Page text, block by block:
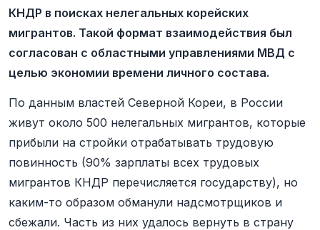
КНДР в поисках нелегальных корейских
мигрантов. Такой формат взаимодействия был
согласован с областными управлениями МВД с
целью экономии времени личного состава.
По данным властей Северной Кореи, в России
живут около 500 нелегальных мигрантов, которые
прибыли на стройки отрабатывать трудовую
повинность (90% зарплаты всех трудовых
мигрантов КНДР перечисляется государству), но
каким-то образом обманули надсмотрщиков и
сбежали. Часть из них удалось вернуть в страну